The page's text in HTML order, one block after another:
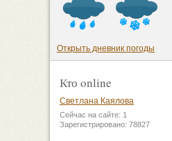
Открыть дневник погоды
Кто online
Светлана Каялова
Сейчас на сайте: 1
Зарегистрировано: 78827